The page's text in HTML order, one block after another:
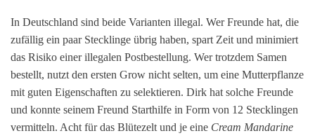
In Deutschland sind beide Varianten illegal. Wer Freunde hat, die
zufällig ein paar Stecklinge übrig haben, spart Zeit und minimiert
das Risiko einer illegalen Postbestellung. Wer trotzdem Samen
bestellt, nutzt den ersten Grow nicht selten, um eine Mutterpflanze
mit guten Eigenschaften zu selektieren. Dirk hat solche Freunde
und konnte seinem Freund Starthilfe in Form von 12 Stecklingen
vermitteln. Acht für das Blütezelt und je eine Cream Mandarine